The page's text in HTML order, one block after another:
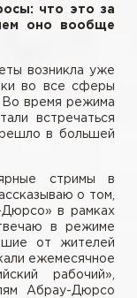
что это за
оно вообще
возникла уже
во все сферы
Во время режима
встречаться
в большей
стримы в
о том,
в рамках
в режиме
от жителей
ежемесячное
рабочий»,
Абрау-Дюрсо